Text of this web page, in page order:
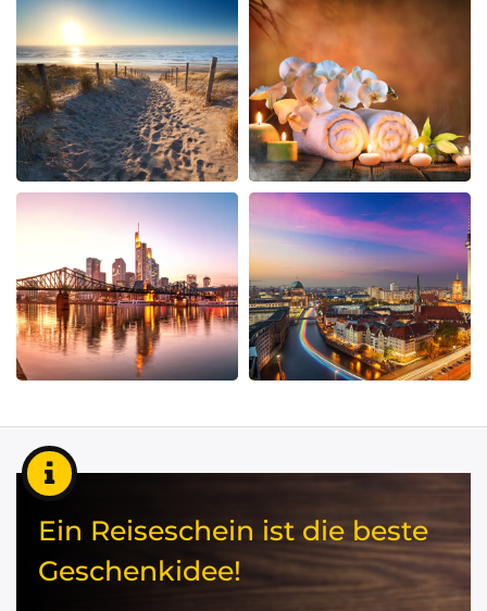
Ein Reiseschein ist die beste
Geschenkidee!